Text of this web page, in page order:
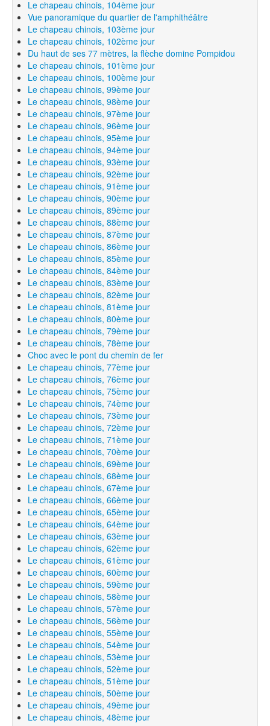
Le chapeau chinois, 104ème jour
Vue panoramique du quartier de l'amphithéâtre
Le chapeau chinois, 103ème jour
Le chapeau chinois, 102ème jour
Du haut de ses 77 mètres, la flèche domine Pompidou
Le chapeau chinois, 101ème jour
Le chapeau chinois, 100ème jour
Le chapeau chinois, 99ème jour
Le chapeau chinois, 98ème jour
Le chapeau chinois, 97ème jour
Le chapeau chinois, 96ème jour
Le chapeau chinois, 95ème jour
Le chapeau chinois, 94ème jour
Le chapeau chinois, 93ème jour
Le chapeau chinois, 92ème jour
Le chapeau chinois, 91ème jour
Le chapeau chinois, 90ème jour
Le chapeau chinois, 89ème jour
Le chapeau chinois, 88ème jour
Le chapeau chinois, 87ème jour
Le chapeau chinois, 86ème jour
Le chapeau chinois, 85ème jour
Le chapeau chinois, 84ème jour
Le chapeau chinois, 83ème jour
Le chapeau chinois, 82ème jour
Le chapeau chinois, 81ème jour
Le chapeau chinois, 80ème jour
Le chapeau chinois, 79ème jour
Le chapeau chinois, 78ème jour
Choc avec le pont du chemin de fer
Le chapeau chinois, 77ème jour
Le chapeau chinois, 76ème jour
Le chapeau chinois, 75ème jour
Le chapeau chinois, 74ème jour
Le chapeau chinois, 73ème jour
Le chapeau chinois, 72ème jour
Le chapeau chinois, 71ème jour
Le chapeau chinois, 70ème jour
Le chapeau chinois, 69ème jour
Le chapeau chinois, 68ème jour
Le chapeau chinois, 67ème jour
Le chapeau chinois, 66ème jour
Le chapeau chinois, 65ème jour
Le chapeau chinois, 64ème jour
Le chapeau chinois, 63ème jour
Le chapeau chinois, 62ème jour
Le chapeau chinois, 61ème jour
Le chapeau chinois, 60ème jour
Le chapeau chinois, 59ème jour
Le chapeau chinois, 58ème jour
Le chapeau chinois, 57ème jour
Le chapeau chinois, 56ème jour
Le chapeau chinois, 55ème jour
Le chapeau chinois, 54ème jour
Le chapeau chinois, 53ème jour
Le chapeau chinois, 52ème jour
Le chapeau chinois, 51ème jour
Le chapeau chinois, 50ème jour
Le chapeau chinois, 49ème jour
Le chapeau chinois, 48ème jour